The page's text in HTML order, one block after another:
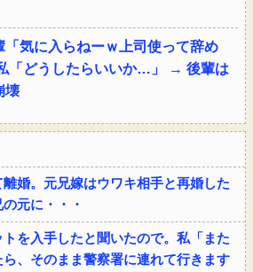
「気に入らねーｗ上司使って辞め
「どうしたらいいか…」 → 後輩は
壊
婚。元兄嫁はウワキ相手と再婚した
元に・・・
を入手したと聞いたので。私「また
、そのまま警察署に連れて行きます